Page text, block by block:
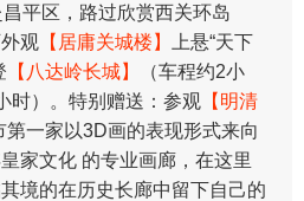
平区，路过欣赏西关环岛
外观 【居庸关城楼】
上悬“天下
【八达岭长城】
（车程约2小
时）。特别赠送：参观 【明清
第一家以3D画的表现形式来向
家文化 的专业画廊，在这里
境的在历史长廊中留下自己的